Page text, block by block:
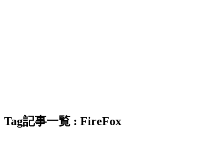
Tag記事一覧 : FireFox